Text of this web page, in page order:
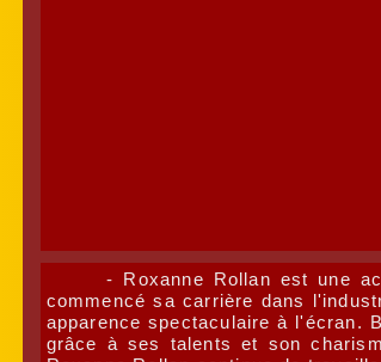
- Roxanne Rollan est une
commencé sa carrière dans
apparence spectaculaire à l'écran.
grâce à ses talents et son